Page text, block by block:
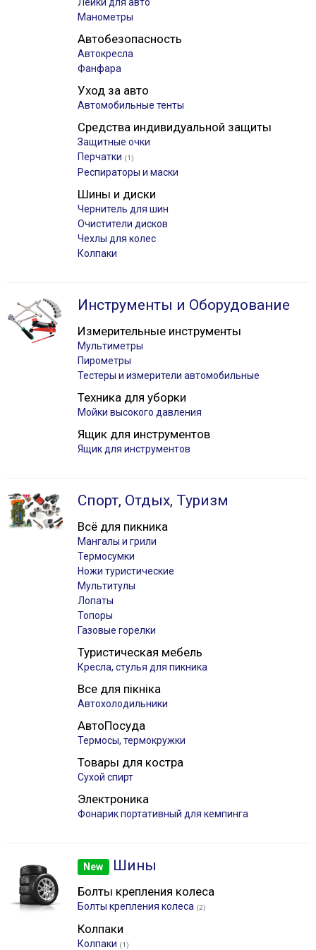
Манометры
Автобезопасность
Автокресла
Фанфара
Уход за авто
Автомобильные тенты
Средства индивидуальной защиты
Защитные очки
Перчатки (1)
Респираторы и маски
Шины и диски
Чернитель для шин
Очистители дисков
Чехлы для колес
Колпаки
Инструменты и Оборудование
Измерительные инструменты
Мультиметры
Пирометры
Тестеры и измерители автомобильные
Техника для уборки
Мойки высокого давления
Ящик для инструментов
Ящик для инструментов
Спорт, Отдых, Туризм
Всё для пикника
Мангалы и грили
Термосумки
Ножи туристические
Мультитулы
Лопаты
Топоры
Газовые горелки
Туристическая мебель
Кресла, стулья для пикника
Все для пікніка
Автохолодильники
АвтоПосуда
Термосы, термокружки
Товары для костра
Сухой спирт
Электроника
Фонарик портативный для кемпинга
New Шины
Болты крепления колеса
Болты крепления колеса (2)
Колпаки
Колпаки (1)